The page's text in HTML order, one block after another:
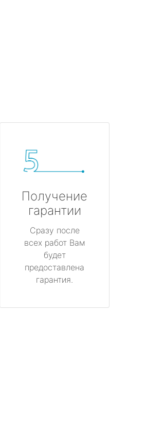
Получение
гарантии
Сразу после
всех работ Вам
будет
предоставлена
гарантия.